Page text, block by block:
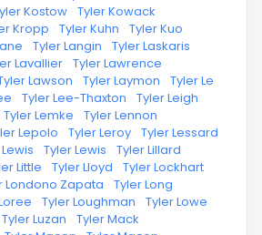
Kostow · Tyler Kowack
Kropp · Tyler Kuhn · Tyler Kuo
· Tyler Langin · Tyler Laskaris
Lavallier · Tyler Lawrence
Lawson · Tyler Laymon · Tyler Le
· Tyler Lee-Thaxton · Tyler Leigh
Tyler Lemke · Tyler Lennon
Lepolo · Tyler Leroy · Tyler Lessard
· Tyler Lewis · Tyler Lillard
Little · Tyler Lloyd · Tyler Lockhart
Londono Zapata · Tyler Long
· Tyler Loughman · Tyler Lowe
Tyler Luzan · Tyler Mack